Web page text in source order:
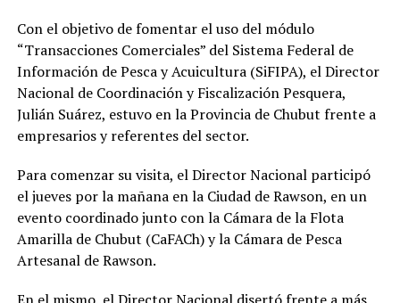
Con el objetivo de fomentar el uso del módulo
“Transacciones Comerciales” del Sistema Federal de
Información de Pesca y Acuicultura (SiFIPA), el Director
Nacional de Coordinación y Fiscalización Pesquera,
Julián Suárez, estuvo en la Provincia de Chubut frente a
empresarios y referentes del sector.
Para comenzar su visita, el Director Nacional participó
el jueves por la mañana en la Ciudad de Rawson, en un
evento coordinado junto con la Cámara de la Flota
Amarilla de Chubut (CaFACh) y la Cámara de Pesca
Artesanal de Rawson.